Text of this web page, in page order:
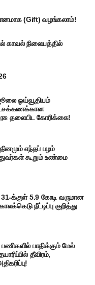
(Gift) வழங்கலாம்!
காவல் நிலையத்தில்
ஓய்வூதியம்
தலையிட கோரிக்கை!
எந்தப் பழம்
கூறும் உண்மை
க்குள் 5.9 கோடி வருமான
நீட்டிப்பு குறித்து
பாதிக்கும் மேல்
தீவிரம்,